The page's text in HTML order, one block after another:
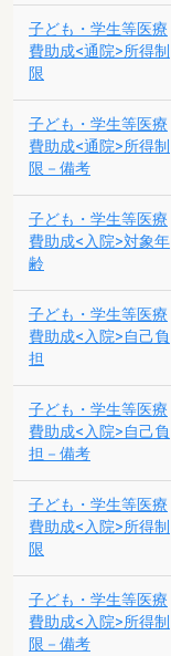
子ども・学生等医療
費助成<通院>所得制
限
子ども・学生等医療
費助成<通院>所得制
限－備考
子ども・学生等医療
費助成<入院>対象年
齢
子ども・学生等医療
費助成<入院>自己負
担
子ども・学生等医療
費助成<入院>自己負
担－備考
子ども・学生等医療
費助成<入院>所得制
限
子ども・学生等医療
費助成<入院>所得制
限－備考